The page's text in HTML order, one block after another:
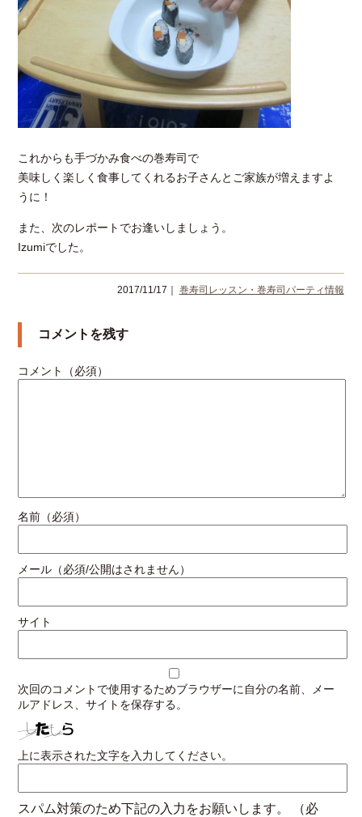
これからも手づかみ食べの巻寿司で
美味しく楽しく食事してくれるお子さんとご家族が増えますよ
うに！
また、次のレポートでお逢いしましょう。
Izumiでした。
2017/11/17｜ 巻寿司レッスン・巻寿司パーティ情報
コメントを残す
コメント（必須）
名前（必須）
メール（必須/公開はされません）
サイト
次回のコメントで使用するためブラウザーに自分の名前、メー
ルアドレス、サイトを保存する。
上に表示された文字を入力してください。
スパム対策のため下記の入力をお願いします。
（必